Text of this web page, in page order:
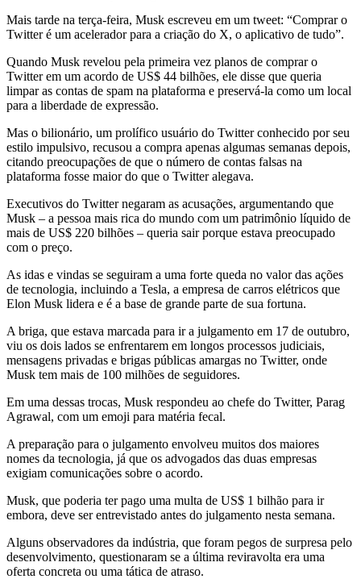
Mais tarde na terça-feira, Musk escreveu em um tweet: “Comprar o
Twitter é um acelerador para a criação do X, o aplicativo de tudo”.
Quando Musk revelou pela primeira vez planos de comprar o
Twitter em um acordo de US$ 44 bilhões, ele disse que queria
limpar as contas de spam na plataforma e preservá-la como um local
para a liberdade de expressão.
Mas o bilionário, um prolífico usuário do Twitter conhecido por seu
estilo impulsivo, recusou a compra apenas algumas semanas depois,
citando preocupações de que o número de contas falsas na
plataforma fosse maior do que o Twitter alegava.
Executivos do Twitter negaram as acusações, argumentando que
Musk – a pessoa mais rica do mundo com um patrimônio líquido de
mais de US$ 220 bilhões – queria sair porque estava preocupado
com o preço.
As idas e vindas se seguiram a uma forte queda no valor das ações
de tecnologia, incluindo a Tesla, a empresa de carros elétricos que
Elon Musk lidera e é a base de grande parte de sua fortuna.
A briga, que estava marcada para ir a julgamento em 17 de outubro,
viu os dois lados se enfrentarem em longos processos judiciais,
mensagens privadas e brigas públicas amargas no Twitter, onde
Musk tem mais de 100 milhões de seguidores.
Em uma dessas trocas, Musk respondeu ao chefe do Twitter, Parag
Agrawal, com um emoji para matéria fecal.
A preparação para o julgamento envolveu muitos dos maiores
nomes da tecnologia, já que os advogados das duas empresas
exigiam comunicações sobre o acordo.
Musk, que poderia ter pago uma multa de US$ 1 bilhão para ir
embora, deve ser entrevistado antes do julgamento nesta semana.
Alguns observadores da indústria, que foram pegos de surpresa pelo
desenvolvimento, questionaram se a última reviravolta era uma
oferta concreta ou uma tática de atraso.